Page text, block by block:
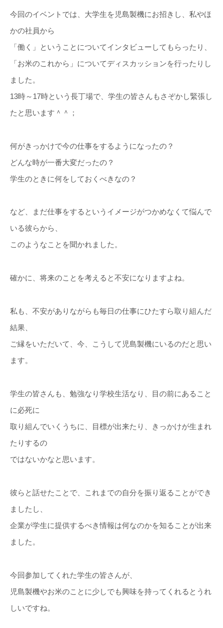
今回のイベントでは、大学生を児島製機にお招きし、私やほ
かの社員から
「働く」ということについてインタビューしてもらったり、
「お米のこれから」についてディスカッションを行ったりし
ました。
13時～17時という長丁場で、学生の皆さんもさぞかし緊張し
たと思います＾＾；
何がきっかけで今の仕事をするようになったの？
どんな時が一番大変だったの？
学生のときに何をしておくべきなの？
など、まだ仕事をするというイメージがつかめなくて悩んで
いる彼らから、
このようなことを聞かれました。
確かに、将来のことを考えると不安になりますよね。
私も、不安がありながらも毎日の仕事にひたすら取り組んだ
結果、
ご縁をいただいて、今、こうして児島製機にいるのだと思い
ます。
学生の皆さんも、勉強なり学校生活なり、目の前にあること
に必死に
取り組んでいくうちに、目標が出来たり、きっかけが生まれ
たりするの
ではないかなと思います。
彼らと話せたことで、これまでの自分を振り返ることができ
ましたし、
企業が学生に提供するべき情報は何なのかを知ることが出来
ました。
今回参加してくれた学生の皆さんが、
児島製機やお米のことに少しでも興味を持ってくれるとうれ
しいですね。